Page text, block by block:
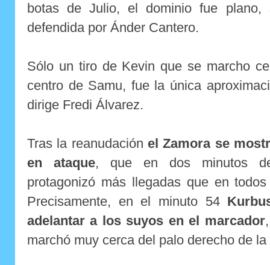
botas de Julio, el dominio fue
defendida por Ánder Cantero.
Sólo un tiro de Kevin que se marcho
centro de Samu, fue la única
dirige Fredi Álvarez.
Tras la reanudación el Zamora se
en ataque, que en dos minutos
protagonizó más llegadas que en
Precisamente, en el minuto 54
adelantar a los suyos en el marcador
marchó muy cerca del palo derecho de